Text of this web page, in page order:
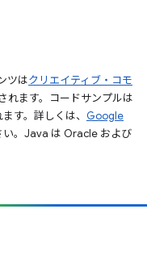
ツはクリエイティブ・コモ
れます。コードサンプルは
す。詳しくは、 Google
い。Java は Oracle および